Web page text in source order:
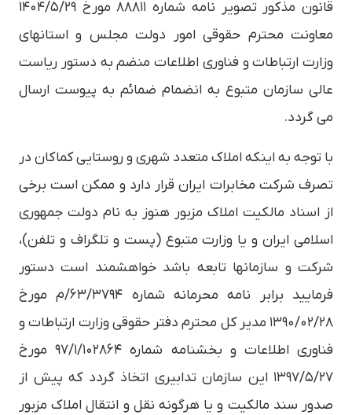
قانون مذکور تصویر نامه شماره ۸۸۸۱۱ مورخ ۱۴۰۴/۵/۲۹
معاونت محترم حقوقی امور دولت مجلس و استانهای
وزارت ارتباطات و فناوری اطلاعات منضم به دستور ریاست
عالی سازمان متبوع به انضمام ضمائم به پیوست ارسال
می گردد.
با توجه به اینکه املاک متعدد شهری و روستایی کماکان در
تصرف شرکت مخابرات ایران قرار دارد و ممکن است برخی
از اسناد مالکیت املاک مزبور هنوز به نام دولت جمهوری
اسلامی ایران و یا وزارت متبوع (پست و تلگراف و تلفن)،
شرکت و سازمانها تابعه باشد خواهشمند است دستور
فرمایید برابر نامه محرمانه شماره ۶۳/۳۷۹۴/م مورخ
۱۳۹۰/۰۲/۲۸ مدیر کل محترم دفتر حقوقی وزارت ارتباطات و
فناوری اطلاعات و بخشنامه شماره ۹۷/۱/۱۰۲۸۶۴ مورخ
۱۳۹۷/۵/۲۷ این سازمان تدابیری اتخاذ گردد که پیش از
صدور سند مالکیت و یا هرگونه نقل و انتقال املاک مزبور